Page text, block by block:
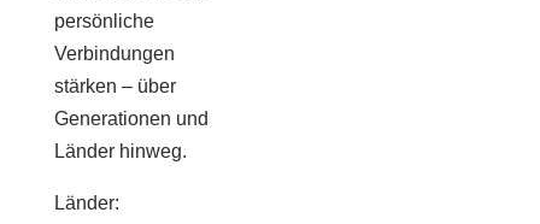
persönliche
Verbindungen
stärken – über
Generationen und
Länder hinweg.
Länder: